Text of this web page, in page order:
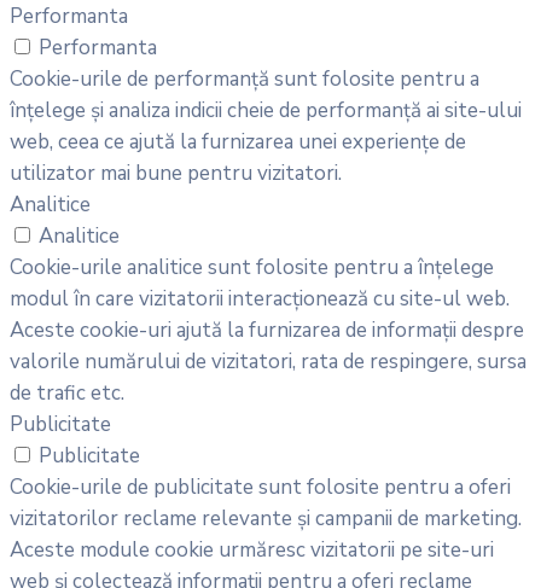
Performanta
Performanta
Cookie-urile de performanță sunt folosite pentru a
înțelege și analiza indicii cheie de performanță ai site-ului
web, ceea ce ajută la furnizarea unei experiențe de
utilizator mai bune pentru vizitatori.
Analitice
Analitice
Cookie-urile analitice sunt folosite pentru a înțelege
modul în care vizitatorii interacționează cu site-ul web.
Aceste cookie-uri ajută la furnizarea de informații despre
valorile numărului de vizitatori, rata de respingere, sursa
de trafic etc.
Publicitate
Publicitate
Cookie-urile de publicitate sunt folosite pentru a oferi
vizitatorilor reclame relevante și campanii de marketing.
Aceste module cookie urmăresc vizitatorii pe site-uri
web și colectează informații pentru a oferi reclame